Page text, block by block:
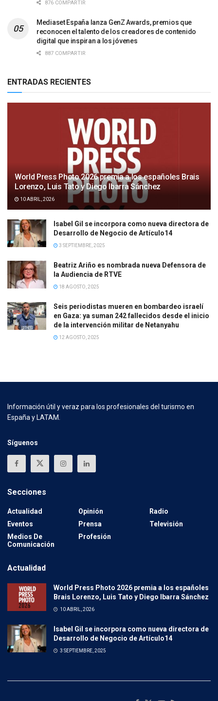
876 COMPARTIR
Mediaset España lanza GenZ Awards, premios que
reconocen el talento de los creadores de contenido
digital que inspiran a los jóvenes
887 COMPARTIR
ENTRADAS RECIENTES
World Press Photo 2026 premia a los españoles Brais
Lorenzo, Luis Tato y Diego Ibarra Sánchez
10 ABRIL, 2026
Isabel Gil se incorpora como nueva directora de
Desarrollo de Negocio de Artículo14
3 SEPTIEMBRE, 2025
Beatriz Ariño es nombrada nueva Defensora de
la Audiencia de RTVE
18 AGOSTO, 2025
Seis periodistas mueren en bombardeo israelí
en Gaza: ya suman 242 fallecidos desde el inicio
de la intervención militar de Netanyahu
12 AGOSTO, 2025
Información útil y veraz para los profesionales del turismo en
España y LATAM.
Síguenos
Secciones
Actualidad
Eventos
Medios De
Comunicación
Opinión
Prensa
Profesión
Radio
Televisión
Actualidad
World Press Photo 2026 premia a los españoles
Brais Lorenzo, Luis Tato y Diego Ibarra Sánchez
10 ABRIL, 2026
Isabel Gil se incorpora como nueva directora de
Desarrollo de Negocio de Artículo14
3 SEPTIEMBRE, 2025